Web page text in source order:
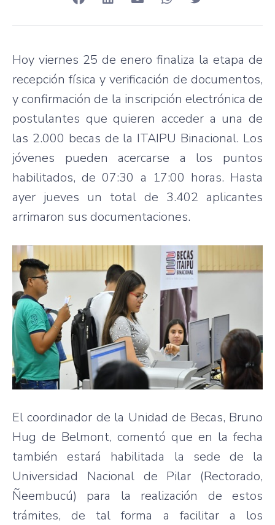
Hoy viernes 25 de enero finaliza la etapa de
recepción física y verificación de documentos,
y confirmación de la inscripción electrónica de
postulantes que quieren acceder a una de
las 2.000 becas de la ITAIPU Binacional. Los
jóvenes pueden acercarse a los puntos
habilitados, de 07:30 a 17:00 horas. Hasta
ayer jueves un total de 3.402 aplicantes
arrimaron sus documentaciones.
El coordinador de la Unidad de Becas, Bruno
Hug de Belmont, comentó que en la fecha
también estará habilitada la sede de la
Universidad Nacional de Pilar (Rectorado,
Ñeembucú) para la realización de estos
trámites, de tal forma a facilitar a los